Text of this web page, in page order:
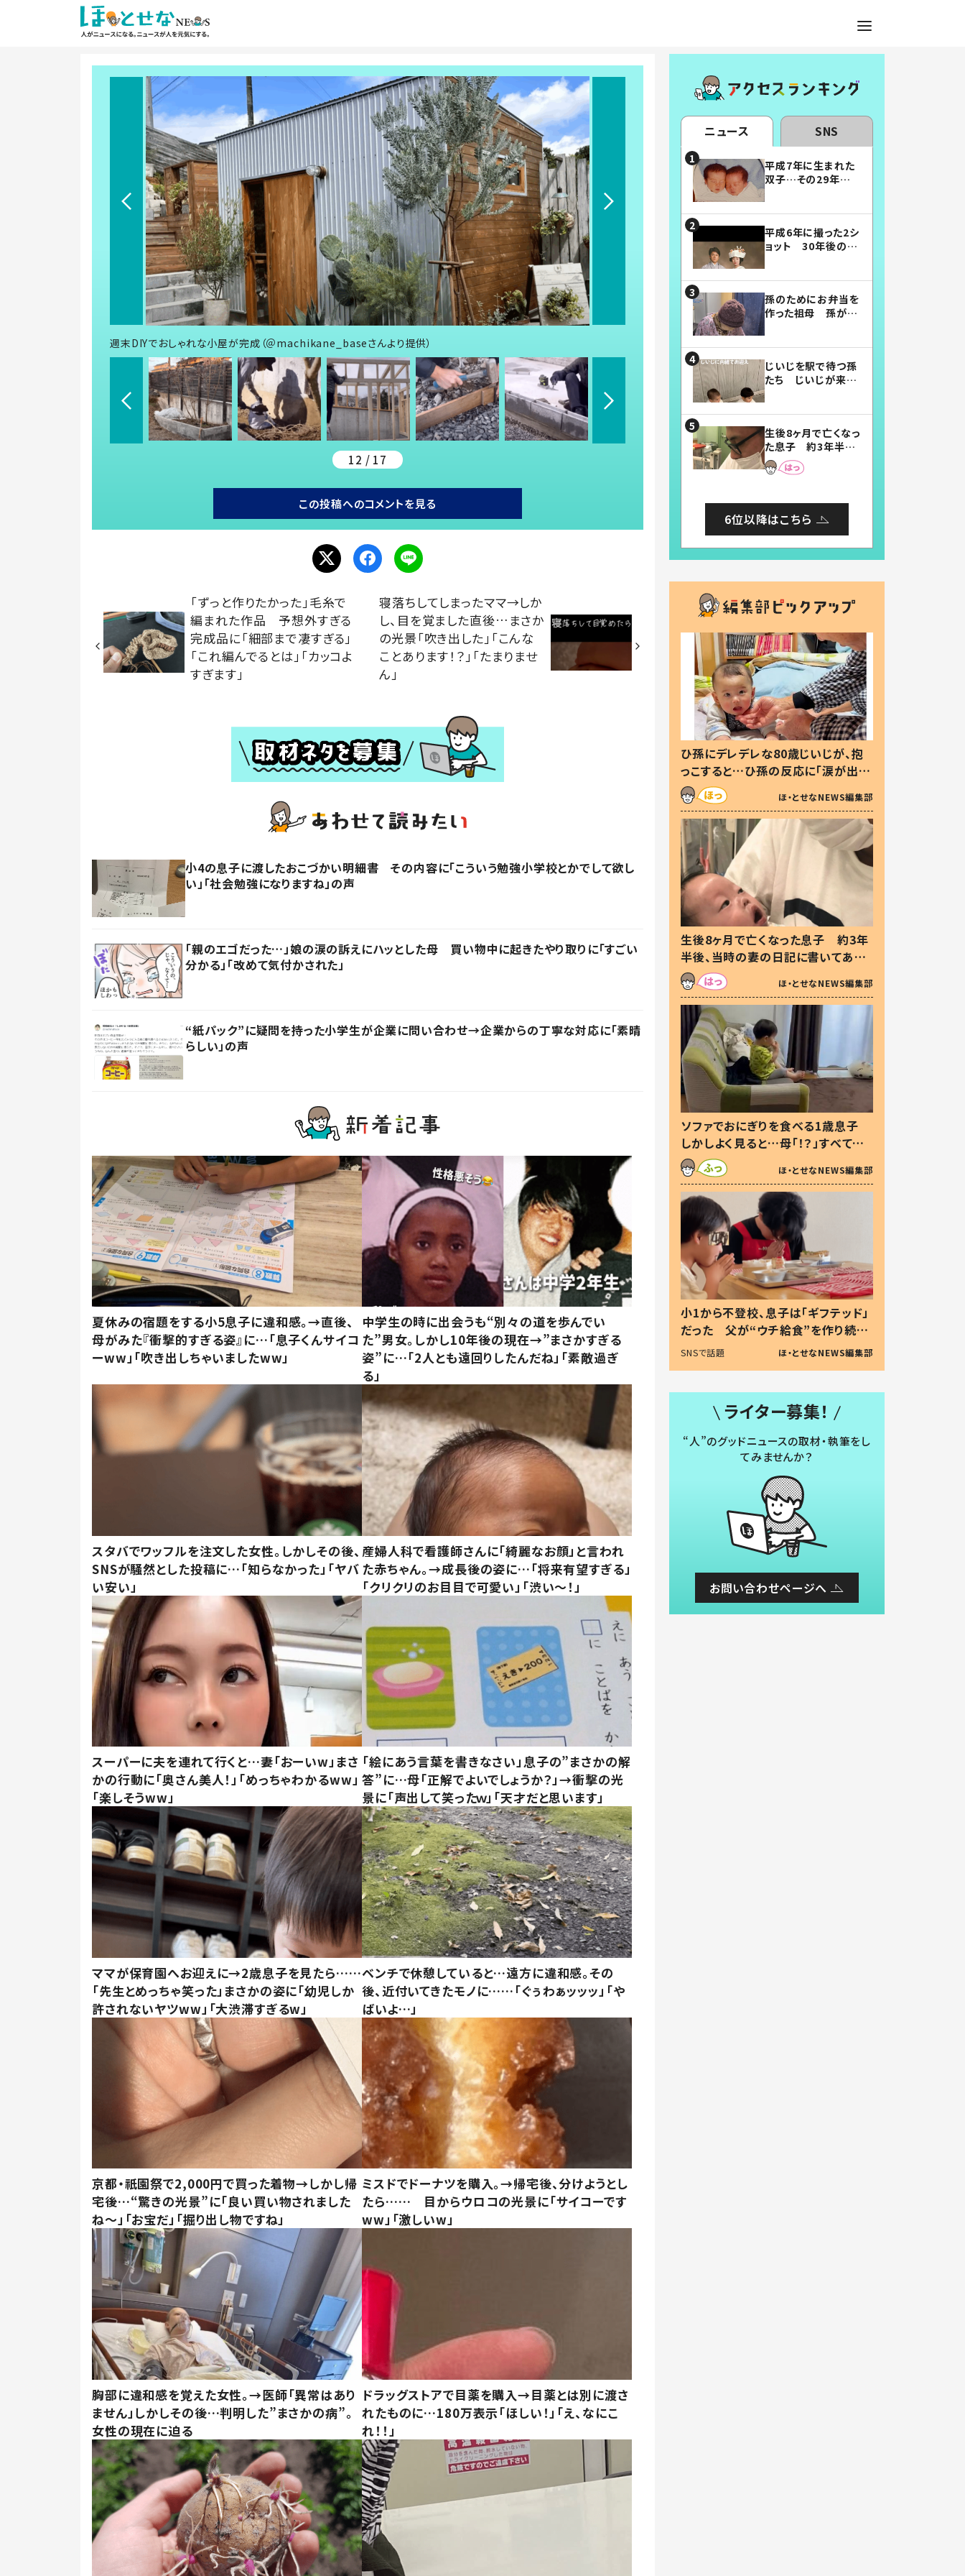
週末DIYでおしゃれな小屋が完成（＠machikane_baseさんより提供）
12 / 17
この投稿へのコメントを見る
「ずっと作りたかった」毛糸で
編まれた作品 予想外すぎる
完成品に「細部まで凄すぎる」
「これ編んでるとは」「カッコよ
すぎます」
寝落ちしてしまったママ→しか
し、目を覚ました直後…まさか
の光景「吹き出した」「こんな
ことあります！？」「たまりませ
ん」
小4の息子に渡したおこづかい明細書 その内容に「こういう勉強小学校とかでして欲し
い」「社会勉強になりますね」の声
「親のエゴだった…」娘の涙の訴えにハッとした母 買い物中に起きたやり取りに「すごい
分かる」「改めて気付かされた」
“紙パック”に疑問を持った小学生が企業に問い合わせ→企業からの丁寧な対応に「素晴
らしい」の声
夏休みの宿題をする小5息子に違和感。→直後、
母がみた『衝撃的すぎる姿』に…「息子くんサイコ
ーww」「吹き出しちゃいましたww」
中学生の時に出会うも“別々の道を歩んでい
た”男女。しかし10年後の現在→”まさかすぎる
姿”に…「2人とも遠回りしたんだね」「素敵過ぎ
る」
スタバでワッフルを注文した女性。しかしその後、
SNSが騒然とした投稿に…「知らなかった」「ヤバ
い安い」
産婦人科で看護師さんに「綺麗なお顔」と言われ
た赤ちゃん。→成長後の姿に…「将来有望すぎる」
「クリクリのお目目で可愛い」「渋い～！」
スーパーに夫を連れて行くと…妻「おーいw」まさ
かの行動に「奥さん美人！」「めっちゃわかるww」
「楽しそうww」
「絵にあう言葉を書きなさい」息子の”まさかの解
答”に…母「正解でよいでしょうか？」→衝撃の光
景に「声出して笑ったｗ」「天才だと思います」
ママが保育園へお迎えに→2歳息子を見たら……
「先生とめっちゃ笑った」まさかの姿に「幼児しか
許されないヤツww」「大渋滞すぎるw」
ベンチで休憩していると…遠方に違和感。その
後、近付いてきたモノに……「ぐぅわぁッッッ」「や
ばいよ…」
京都・祇園祭で2,000円で買った着物→しかし帰
宅後…“驚きの光景”に「良い買い物されました
ね～」「お宝だ」「掘り出し物ですね」
ミスドでドーナツを購入。→帰宅後、分けようとし
たら…… 目からウロコの光景に「サイコーです
ww」「激しいw」
胸部に違和感を覚えた女性。→医師「異常はあり
ません」しかしその後…判明した”まさかの病”。
女性の現在に迫る
ドラッグストアで目薬を購入→目薬とは別に渡さ
れたものに…180万表示「ほしい！」「え、なにこ
れ！！」
ニュース SNS
平成7年に生まれた
双子…その29年後
平成6年に撮った2シ
ョット 30年後の姿
孫のためにお弁当を
作った祖母 孫が絶
じいじを駅で待つ孫
たち じいじが来た
まらない」「幸せにな
れる」
生後8ヶ月で亡くなっ
た息子 約3年半
後、当時の妻の日記
に書いてあった本音
6位以降はこちら
ひ孫にデレデレな80歳じいじが、抱
っこすると…ひ孫の反応に「涙が出ま
した」「可愛くて仕方ない」
ほ・とせなNEWS編集部
生後8ヶ月で亡くなった息子 約3年
半後、当時の妻の日記に書いてあっ
た本音とは
ほ・とせなNEWS編集部
ソファでおにぎりを食べる1歳息子
しかしよく見ると…母「！？」すべてを
察した母の投稿に「可愛いから許
す！」「現行犯〜」
ほ・とせなNEWS編集部
小1から不登校、息子は「ギフテッド」
だった 父が“ウチ給食”を作り続け
る理由とは #令和の親 #令和の子
SNSで話題 ほ・とせなNEWS編集部
ライター募集！
“人”のグッドニュースの取材・執筆をし
てみませんか？
お問い合わせページへ